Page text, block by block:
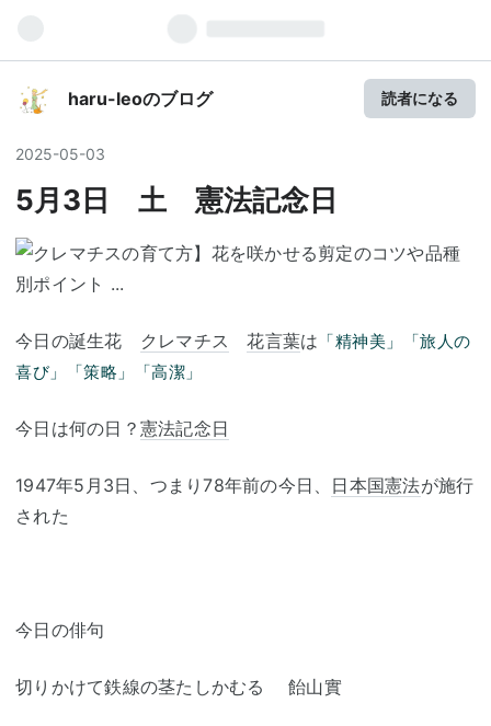
haru-leoのブログ 読者になる
2025-05-03
5月3日 土 憲法記念日
今日の誕生花 クレマチス 花言葉は 「精神美」「旅人の
喜び」「策略」「高潔」
今日は何の日？ 憲法記念日
1947年5月3日、つまり78年前の今日、 日本国憲法が施行
された
今日の俳句
切りかけて鉄線の茎たしかむる 飴山實